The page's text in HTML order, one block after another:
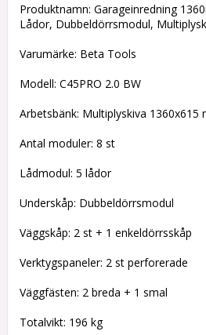
Produktnamn: Garageinredning
Lådor, Dubbeldörrsmodul,
Varumärke: Beta Tools
Modell: C45PRO 2.0 BW
Arbetsbänk: Multiplyskiva 1360x615
Antal moduler: 8 st
Lådmodul: 5 lådor
Underskåp: Dubbeldörrsmodul
Väggskåp: 2 st + 1 enkeldörrsskåp
Verktygspaneler: 2 st perforerade
Väggfästen: 2 breda + 1 smal
Totalvikt: 196 kg